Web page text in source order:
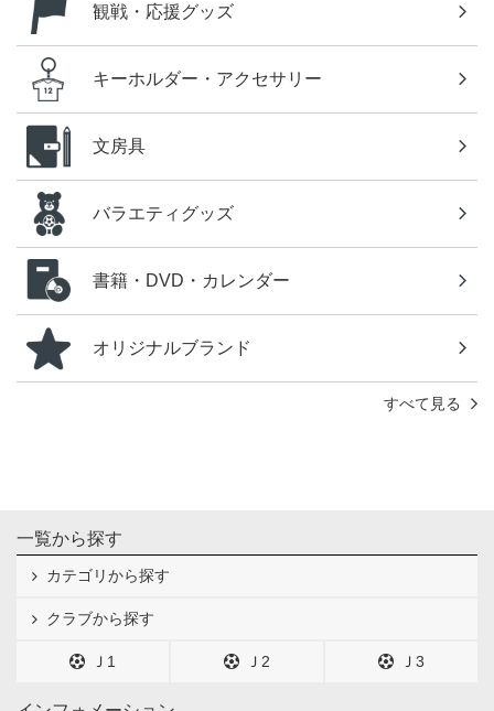
観戦・応援グッズ
キーホルダー・アクセサリー
文房具
バラエティグッズ
書籍・DVD・カレンダー
オリジナルブランド
すべて見る
一覧から探す
カテゴリから探す
クラブから探す
Ｊ1 Ｊ2 Ｊ3